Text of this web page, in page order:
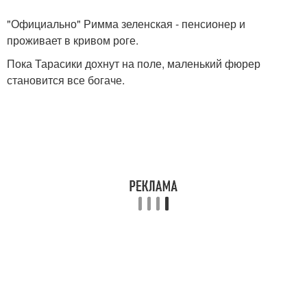
"Официально" Римма зеленская - пенсионер и
проживает в кривом роге.
Пока Тарасики дохнут на поле, маленький фюрер
становится все богаче.